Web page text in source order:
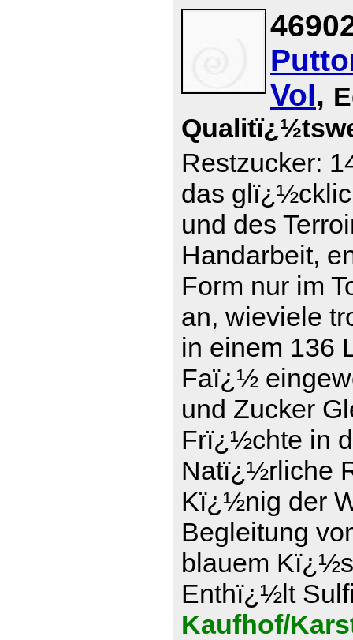
Vol,
Restzucker:
das
und des
Handarbeit,
Form nur im
an, wieviele
in einem 136
Faï¿½
und Zucker
Frï¿½chte in
Natï¿½rliche
Kï¿½nig der
Begleitung
blauem
Enthï¿½lt
Kaufhof/